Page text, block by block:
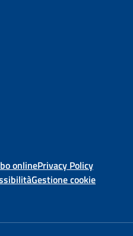
onlinePrivacy Policy
Gestione cookie